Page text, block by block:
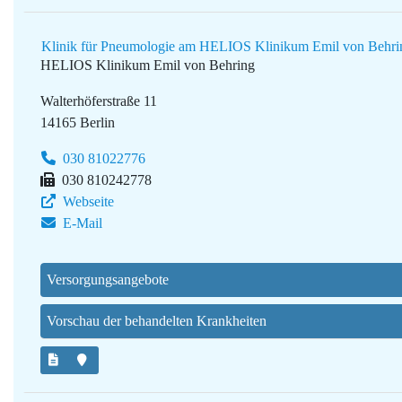
Klinik für Pneumologie am HELIOS Klinikum Emil von
HELIOS Klinikum Emil von Behring
Walterhöferstraße 11
14165 Berlin
030 81022776
030 810242778
Webseite
E-Mail
Versorgungsangebote
Vorschau der behandelten Krankheiten